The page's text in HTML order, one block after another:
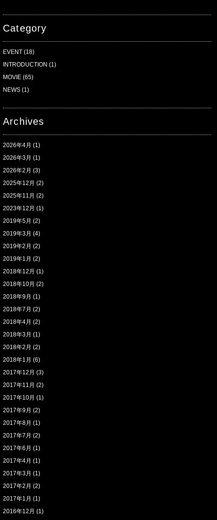
Category
EVENT (18)
INTRODUCTION (1)
MOVIE (65)
NEWS (1)
Archives
2026年4月 (1)
2026年3月 (1)
2026年2月 (3)
2025年12月 (2)
2025年11月 (2)
2023年12月 (1)
2019年5月 (2)
2019年3月 (4)
2019年2月 (2)
2019年1月 (2)
2018年12月 (1)
2018年10月 (2)
2018年9月 (1)
2018年7月 (2)
2018年4月 (2)
2018年3月 (1)
2018年2月 (2)
2018年1月 (6)
2017年12月 (3)
2017年11月 (2)
2017年10月 (1)
2017年9月 (2)
2017年8月 (1)
2017年7月 (2)
2017年6月 (1)
2017年4月 (1)
2017年3月 (1)
2017年2月 (2)
2017年1月 (1)
2016年12月 (1)